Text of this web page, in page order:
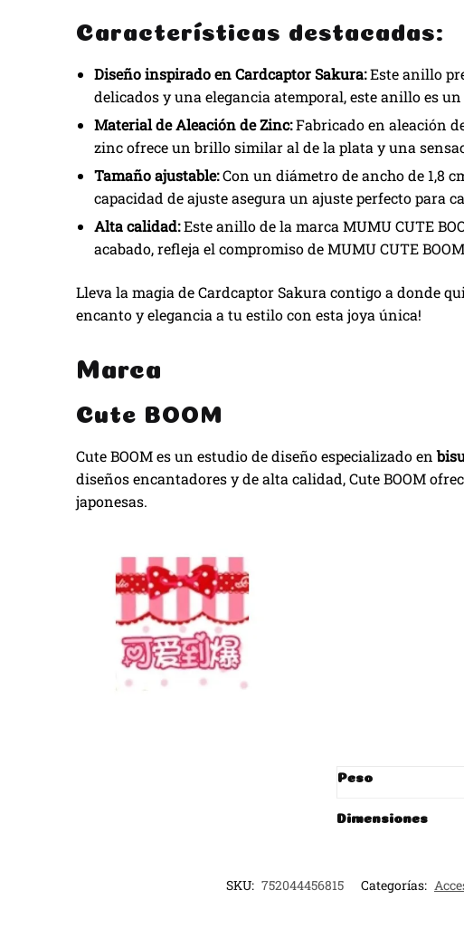
Características destacadas:
Diseño inspirado en Cardcaptor Sakura:Este anillo
delicados y una elegancia atemporal, este anillo es
Material de Aleación de Zinc:Fabricado en aleación
zinc ofrece un brillo similar al de la plata y una
Tamaño ajustable:Con un diámetro de ancho de 1,8
capacidad de ajuste asegura un ajuste perfecto para
Alta calidad:Este anillo de la marca MUMU CUTE
acabado, refleja el compromiso de MUMUCUTE BOOM
Lleva la magia de Cardcaptor Sakura contigo a donde
encanto y elegancia a tu estilo con esta joya única!
Marca
Cute BOOM
Cute BOOM es un estudio de diseño especializado en
diseños encantadores y de alta calidad, Cute BOOM
japonesas.
Peso
Dimensiones
SKU: 752044456815 Categorías: